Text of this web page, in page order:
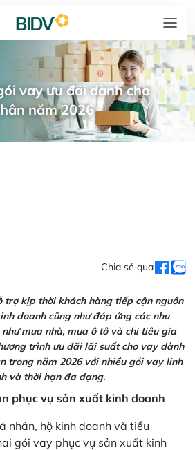
vay ưu đãi dành cho
năm 2026
Chia sẻ qua
trợ kịp thời khách hàng tiếp cận nguồn
doanh cũng như đáp ứng các nhu
mua nhà, mua ô tô và chi tiêu gia
trình ưu đãi lãi suất cho vay dành
trong năm 2026 với nhiều gói vay linh
và thời hạn đa dạng.
phục vụ sản xuất kinh doanh
nhân, hộ kinh doanh và tiểu
gói vay phục vụ sản xuất kinh